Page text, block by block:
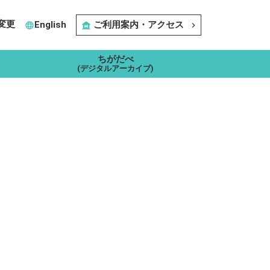
museum ご利用案内・アクセス navigate_next
更 languageEnglish
ちがだべ
(デジタルアーカイブ)